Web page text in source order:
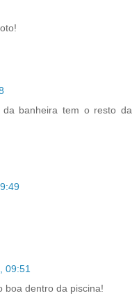
banheira tem o resto da
09:51
boa dentro da piscina!